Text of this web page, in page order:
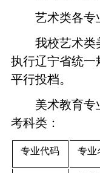
艺术类各专
我校艺术类
执行辽宁省统一
平行投档。
美术教育专
考科类：
专业代码 专业